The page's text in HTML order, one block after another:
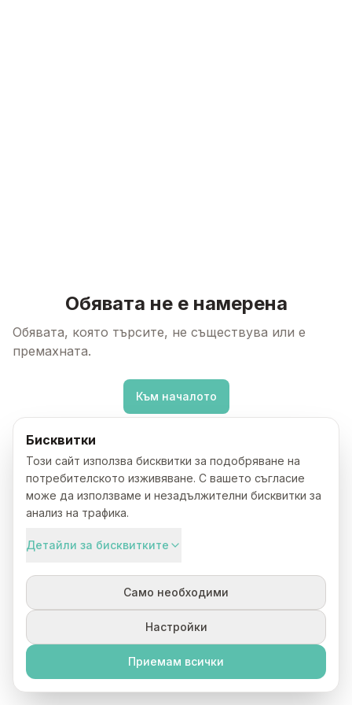
Обявата не е намерена
Обявата, която търсите, не съществува или е
премахната.
Към началото
Бисквитки
Този сайт използва бисквитки за подобряване на
потребителското изживяване. С вашето съгласие
може да използваме и незадължителни бисквитки за
анализ на трафика.
Детайли за бисквитките
Само необходими
Настройки
Приемам всички